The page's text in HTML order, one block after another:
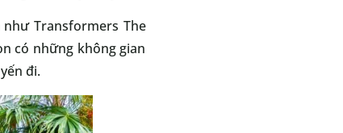
Transformers The
có những không gian
đi.